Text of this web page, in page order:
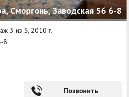
Сморгонь, Заводская 56 6-8
3 из 5, 2010 г.
8
Позвонить